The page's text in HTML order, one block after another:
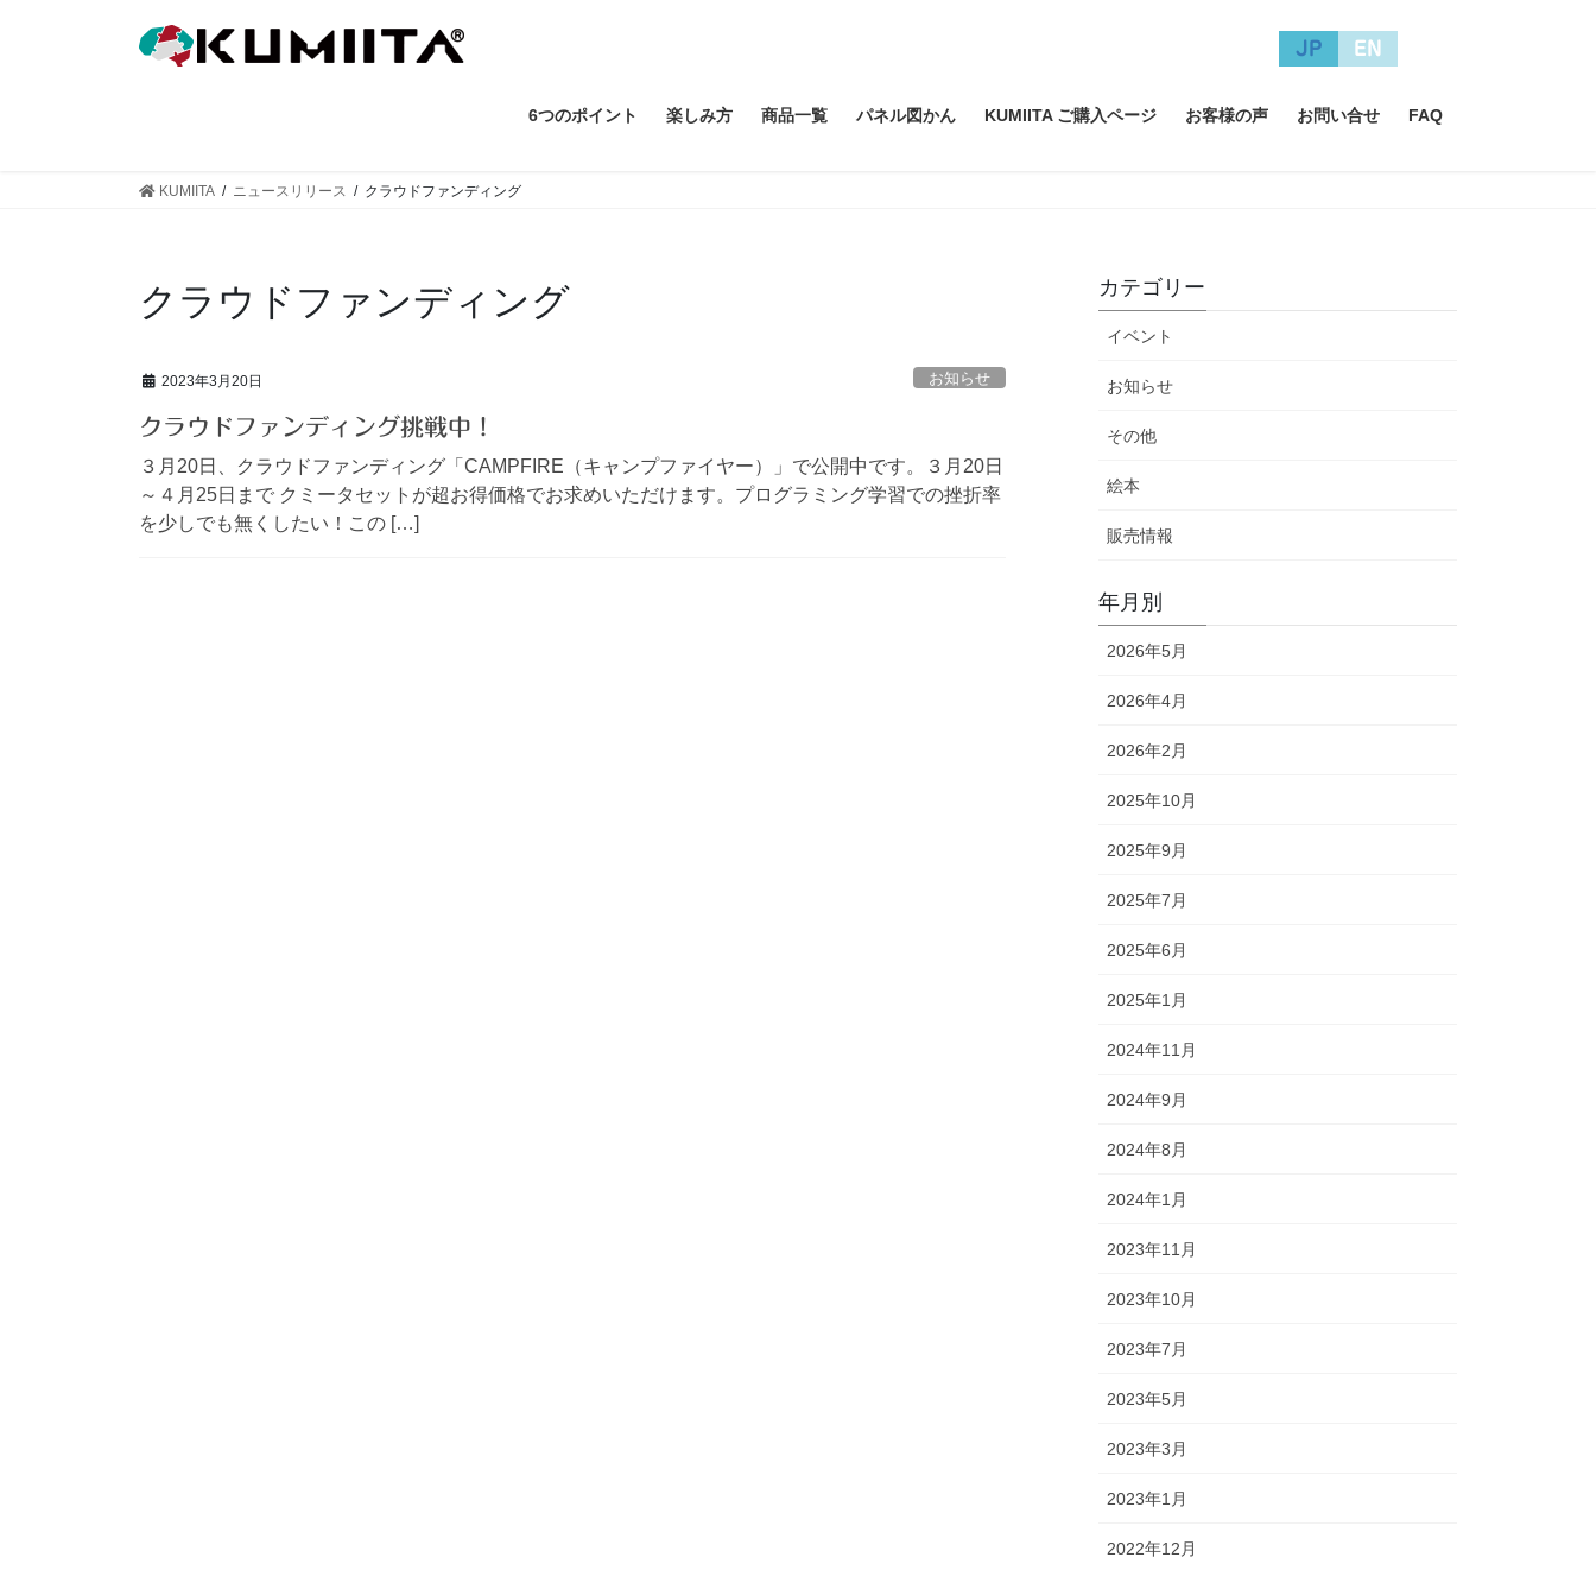
JP EN
6つのポイント 楽しみ方 商品一覧 パネル図かん KUMIITA ご購入ページ お客様の声 お問い合せ FAQ
KUMIITA ニュースリリース クラウドファンディング
クラウドファンディング
2023年3月20日 お知らせ
クラウドファンディング挑戦中！
３月20日、クラウドファンディング「CAMPFIRE（キャンプファイヤー）」で公開中です。３月20日
～４月25日まで クミータセットが超お得価格でお求めいただけます。プログラミング学習での挫折率
を少しでも無くしたい！この […]
カテゴリー
イベント
お知らせ
その他
絵本
販売情報
年月別
2026年5月
2026年4月
2026年2月
2025年10月
2025年9月
2025年7月
2025年6月
2025年1月
2024年11月
2024年9月
2024年8月
2024年1月
2023年11月
2023年10月
2023年7月
2023年5月
2023年3月
2023年1月
2022年12月